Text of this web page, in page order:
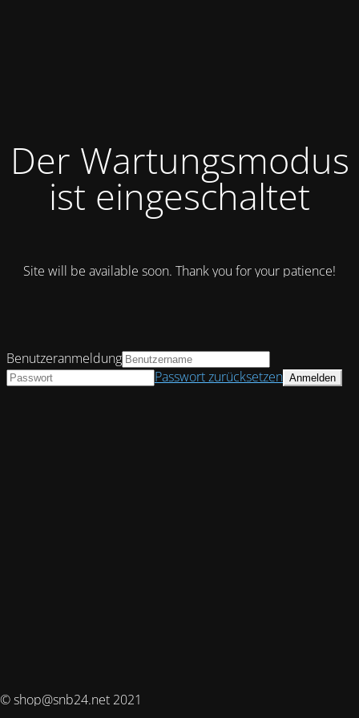
Der Wartungsmodus
ist eingeschaltet
Site will be available soon. Thank you for your patience!
© shop@snb24.net 2021
Benutzeranmeldung
Passwort zurücksetzen